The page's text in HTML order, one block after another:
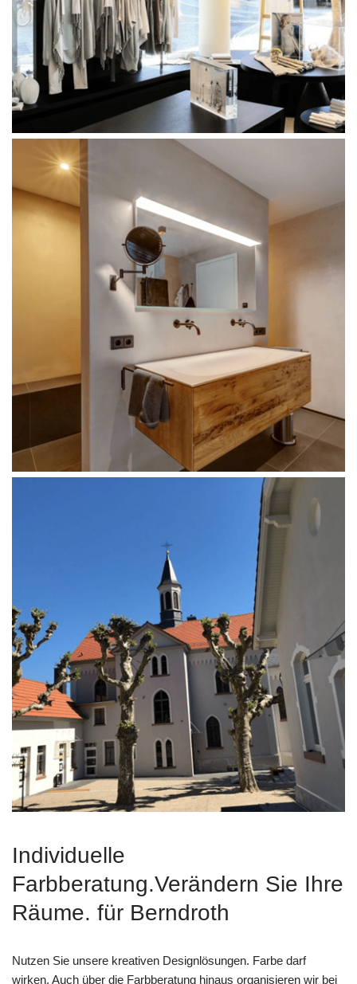
Individuelle
Farbberatung.Verändern Sie Ihre
Räume. für Berndroth
Nutzen Sie unsere kreativen Designlösungen. Farbe darf
wirken. Auch über die Farbberatung hinaus organisieren wir bei